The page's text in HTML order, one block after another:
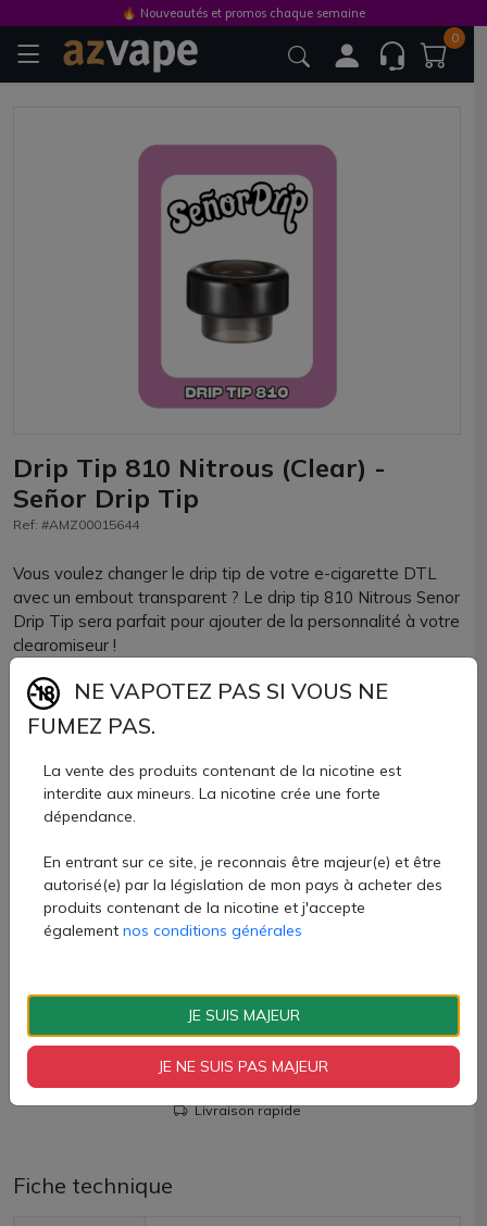
0
Drip Tip 810 Nitrous (Clear) -
Señor Drip Tip
Ref: #AMZ00015644
Vous voulez changer le drip tip de votre e-cigarette DTL
avec un embout transparent ? Le drip tip 810 Nitrous Senor
Drip Tip sera parfait pour ajouter de la personnalité à votre
clearomiseur !
Composé de résine, le volume de vapeur sera idéalement
adapté à une vape DTL.
Parfaitement compatible avec tous les clearomiseurs ou
atomiseurs reconstructibles accueillant un drip tip de
format 810, vous allez adorer son effet translucide !
Drip tip 810 Senor Drip vendu à l'unité chez AZVape.
2,40 €
AJOUTER À MON PANIER
Paiement 100% sécurisé
Livraison rapide
Fiche technique
🔥 Nouveautés et promos chaque semaine
NE VAPOTEZ PAS SI VOUS NE
FUMEZ PAS.
La vente des produits contenant de la nicotine est
interdite aux mineurs. La nicotine crée une forte
dépendance.
En entrant sur ce site, je reconnais être majeur(e) et être
autorisé(e) par la législation de mon pays à acheter des
produits contenant de la nicotine et j'accepte
également nos conditions générales
JE SUIS MAJEUR
JE NE SUIS PAS MAJEUR